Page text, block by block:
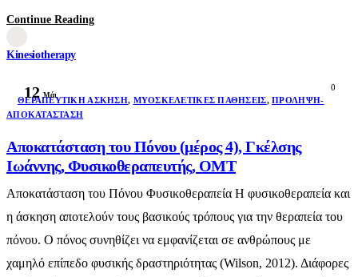
Continue Reading
Kinesiotherapy
12 Μάι
0
ΘΕΡΑΠΕΥΤΙΚΉ ΆΣΚΗΣΗ, ΜΥΟΣΚΕΛΕΤΙΚΈΣ ΠΑΘΉΣΕΙΣ,ΠΡΌΛΗΨΗ-
ΑΠΟΚΑΤΆΣΤΑΣΗ
Αποκατάσταση του Πόνου (μέρος 4), Γκέλσης
Ιωάννης, Φυσικοθεραπευτής, ΟΜΤ
Αποκατάσταση του Πόνου Φυσικοθεραπεία Η φυσικοθεραπεία και
η άσκηση αποτελούν τους βασικούς τρόπους για την θεραπεία του
πόνου. Ο πόνος συνηθίζει να εμφανίζεται σε ανθρώπους με
χαμηλό επίπεδο φυσικής δραστηριότητας (Wilson, 2012). Διάφορες